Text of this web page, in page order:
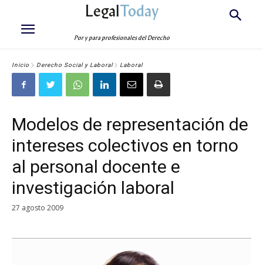
LegalToday
Por y para profesionales del Derecho
Inicio Derecho Social y Laboral Laboral
Modelos de representación de
intereses colectivos en torno
al personal docente e
investigación laboral
27 agosto 2009